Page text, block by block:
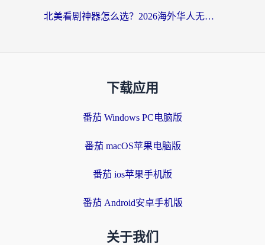
北美看剧神器怎么选？2026海外华人无缝访问国内资源全攻略
下载应用
番茄 Windows PC电脑版
番茄 macOS苹果电脑版
番茄 ios苹果手机版
番茄 Android安卓手机版
关于我们